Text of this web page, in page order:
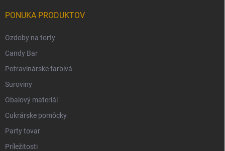
PONUKA PRODUKTOV
Ozdoby na torty
Candy Bar
Potravinárske farbivá
Suroviny
Obalový materiál
Cukrárske pomôcky
Party tovar
Príležitosti